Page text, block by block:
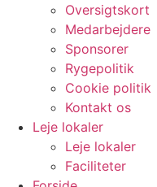
Oversigtskort
Medarbejdere
Sponsorer
Rygepolitik
Cookie politik
Kontakt os
Leje lokaler
Leje lokaler
Faciliteter